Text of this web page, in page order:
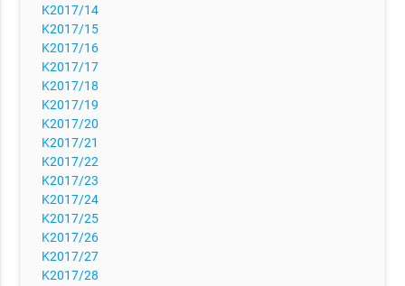
K2017/14
K2017/15
K2017/16
K2017/17
K2017/18
K2017/19
K2017/20
K2017/21
K2017/22
K2017/23
K2017/24
K2017/25
K2017/26
K2017/27
K2017/28